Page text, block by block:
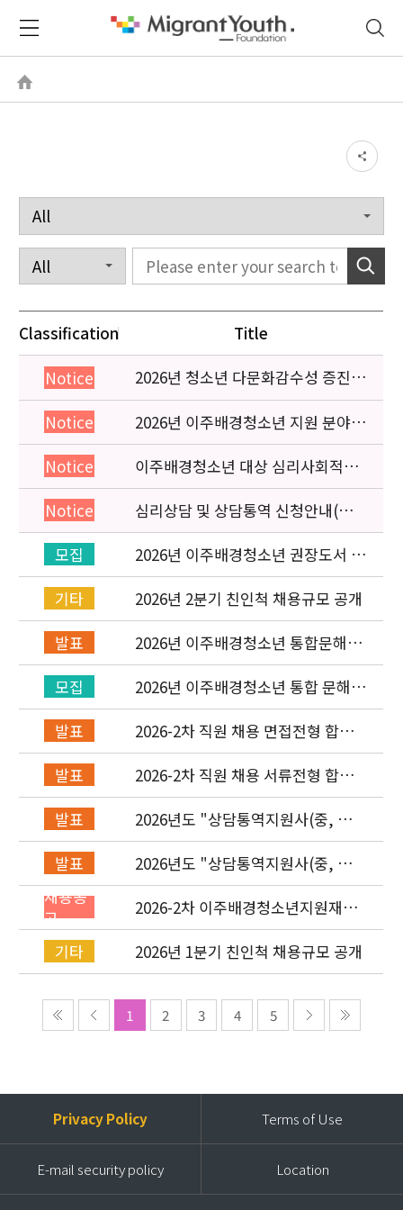
Classification Title
Notice
2026년 청소년 다문화감수성 증진
프로그램 「다가감」신청기관 안내
Notice
2026년 이주배경청소년 지원 분야
종사자 역량강화 교육 일정 안내
Notice
이주배경청소년 대상 심리사회적응
검사 연수동영상 개편 안내
Notice
심리상담 및 상담통역 신청안내(의뢰
서첨부)
모집
2026년 이주배경청소년 권장도서 목
록 구성을 위한 청소년 참여 이벤트
안내
[New post]
기타
2026년 2분기 친인척 채용규모 공개
발표
2026년 이주배경청소년 통합문해력
교육지원사업 수행기관 선정 결과 발
표
모집
2026년 이주배경청소년 통합 문해력
교육지원 사업 위탁기관 신청 공고
발표
2026-2차 직원 채용 면접전형 합격
자 발표 및 적격심사 안내
발표
2026-2차 직원 채용 서류전형 합격
자 발표 및 면접전형 안내
발표
2026년도 "상담통역지원사(중, 베,
러, 몽)" 면접심사 합격자 발표
발표
2026년도 "상담통역지원사(중, 베,
러, 몽)" 서류심사 합격자 발표
채용공
고
2026-2차 이주배경청소년지원재단
직원(기획운영실/사업운영부/개발
협력부) 채용공고 (~4/26)
기타 2026년 1분기 친인척 채용규모 공개
1 2 3 4 5
Privacy Policy Terms of Use
E-mail security policy Location